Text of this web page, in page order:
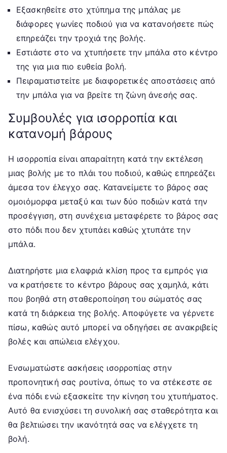
Εξασκηθείτε στο χτύπημα της μπάλας με
διάφορες γωνίες ποδιού για να κατανοήσετε πώς
επηρεάζει την τροχιά της βολής.
Εστιάστε στο να χτυπήσετε την μπάλα στο κέντρο
της για μια πιο ευθεία βολή.
Πειραματιστείτε με διαφορετικές αποστάσεις από
την μπάλα για να βρείτε τη ζώνη άνεσής σας.
Συμβουλές για ισορροπία και
κατανομή βάρους
Η ισορροπία είναι απαραίτητη κατά την εκτέλεση
μιας βολής με το πλάι του ποδιού, καθώς επηρεάζει
άμεσα τον έλεγχο σας. Κατανείμετε το βάρος σας
ομοιόμορφα μεταξύ και των δύο ποδιών κατά την
προσέγγιση, στη συνέχεια μεταφέρετε το βάρος σας
στο πόδι που δεν χτυπάει καθώς χτυπάτε την
μπάλα.
Διατηρήστε μια ελαφριά κλίση προς τα εμπρός για
να κρατήσετε το κέντρο βάρους σας χαμηλά, κάτι
που βοηθά στη σταθεροποίηση του σώματός σας
κατά τη διάρκεια της βολής. Αποφύγετε να γέρνετε
πίσω, καθώς αυτό μπορεί να οδηγήσει σε ανακριβείς
βολές και απώλεια ελέγχου.
Ενσωματώστε ασκήσεις ισορροπίας στην
προπονητική σας ρουτίνα, όπως το να στέκεστε σε
ένα πόδι ενώ εξασκείτε την κίνηση του χτυπήματος.
Αυτό θα ενισχύσει τη συνολική σας σταθερότητα και
θα βελτιώσει την ικανότητά σας να ελέγχετε τη
βολή.